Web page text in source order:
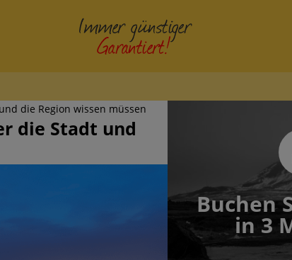
die Region wissen müssen
die Stadt und
Buchen
in 3